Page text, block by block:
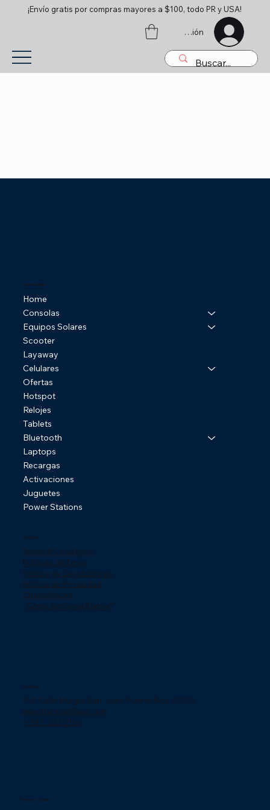
¡Envío gratis por compras mayores a $100, todo PR y USA!
Iniciar sesión
Tienda Online
Home
Consolas
Equipos Solares
Scooter
Layaway
Celulares
Ofertas
Hotspot
Relojes
Tablets
Bluetooth
Laptops
Recargas
Activaciones
Juguetes
Power Stations
Politicas
Terms & Conditions
Politicas de Envío
Politica de Devoluciones
Politica de Privacidad
ChargeBacks
¿Como funciona Klarna?
Contácto
754 Calle Murgia San Juan, Puerto Rico 00909.
jjelectronicpr@aol.com
+(787) 233-2166
Redes Sociales